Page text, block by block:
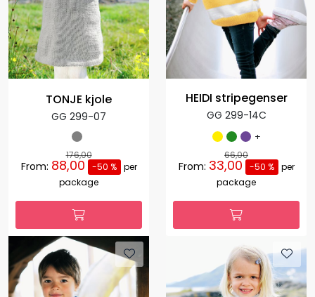
TONJE kjole
GG 299-07
176,00
From: 88,00 -50 %
per
package
HEIDI stripegenser
GG 299-14C
+
66,00
From: 33,00 -50 %
per
package